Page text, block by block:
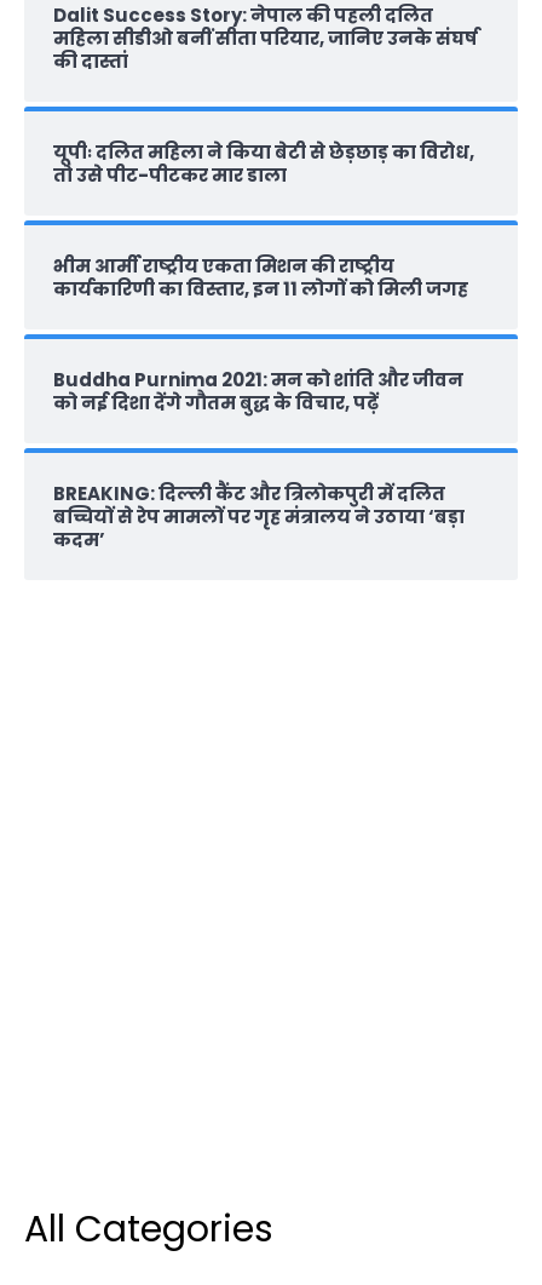
Dalit Success Story: नेपाल की पहली दलित
महिला सीडीओ बनीं सीता परियार, जानिए उनके संघर्ष
की दास्‍तां
यूपीः दलित महिला ने किया बेटी से छेड़छाड़ का विरोध,
तो उसे पीट-पीटकर मार डाला
भीम आर्मी राष्‍ट्रीय एकता मिशन की राष्‍ट्रीय
कार्यकारिणी का विस्तार, इन 11 लोगों को मिली जगह
Buddha Purnima 2021: मन को शांति और जीवन
को नई दिशा देंगे गौतम बुद्ध के विचार, पढ़ें
BREAKING: दिल्‍ली कैंट और त्रिलोकपुरी में दलित
बच्चियों से रेप मामलों पर गृह मंत्रालय ने उठाया ‘बड़ा
कदम’
All Categories